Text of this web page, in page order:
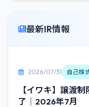
最新IR情報
2026/07/31 自己株
【イワキ】譲渡
了｜2026年7月